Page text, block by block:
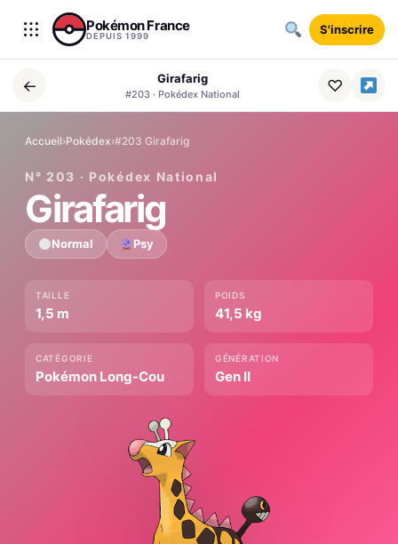
Aller au contenu
Pokémon France
DEPUIS 1999 S'inscrire
← Girafarig
#203 · Pokédex National ♡
Accueil›Pokédex›#203 Girafarig
N° 203 · Pokédex National
Girafarig
Normal Psy
TAILLE
1,5 m
POIDS
41,5 kg
CATÉGORIE
Pokémon Long-Cou
GÉNÉRATION
Gen II